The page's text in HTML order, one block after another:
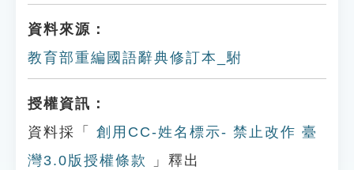
資料來源：
教育部重編國語辭典修訂本_駙
授權資訊：
資料採「
創用CC-姓名標示- 禁止改作 臺
灣3.0版授權條款
」釋出